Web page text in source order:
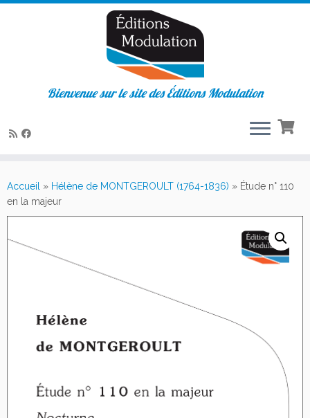
au
contenu
Bienvenue sur le site des Éditions Modulation
Accueil » Hélène de MONTGEROULT (1764-1836) » Étude n° 110
en la majeur